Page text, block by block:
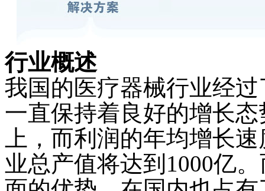
行业概述
我国的医疗器械行业经
一直保持着良好的增长
上，而利润的年均增长
业总产值将达到1000亿